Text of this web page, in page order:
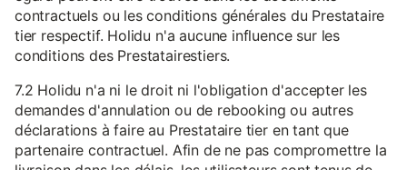
contractuels ou les conditions générales du Prestataire
tier respectif. Holidu n'a aucune influence sur les
conditions des Prestatairestiers.
7.2 Holidu n'a ni le droit ni l'obligation d'accepter les
demandes d'annulation ou de rebooking ou autres
déclarations à faire au Prestataire tier en tant que
partenaire contractuel. Afin de ne pas compromettre la